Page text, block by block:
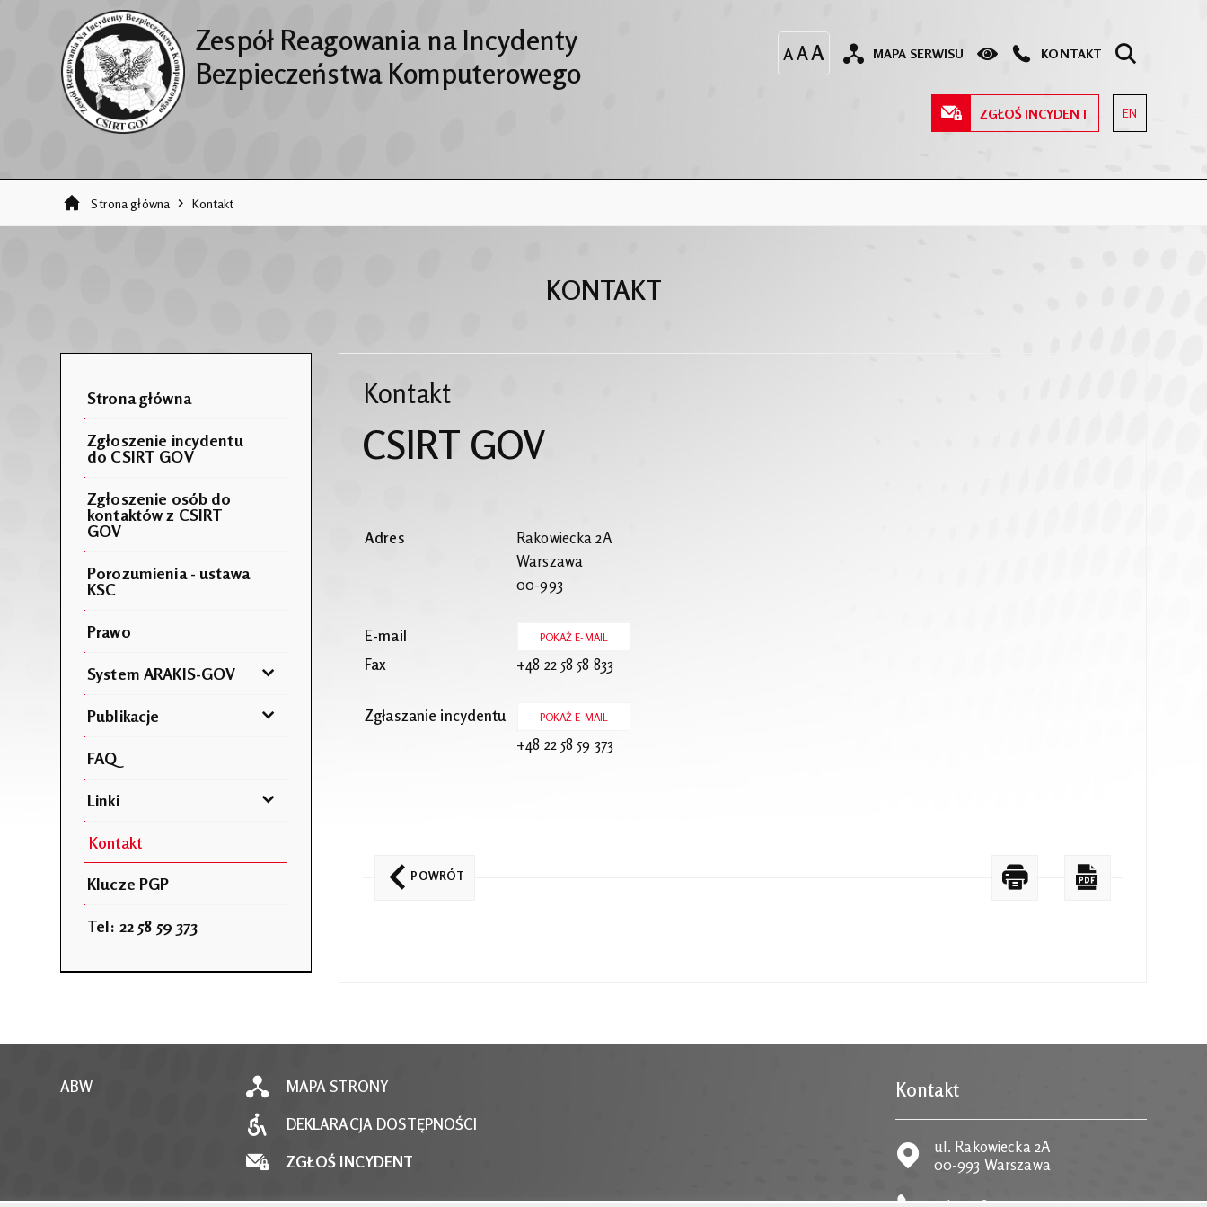
Zespół Reagowania na Incydenty
Bezpieczeństwa Komputerowego
MAPA SERWISU KONTAKT
ZGŁOŚ INCYDENT EN
Strona główna Kontakt
KONTAKT
Strona główna
Zgłoszenie incydentu
do CSIRT GOV
Zgłoszenie osób do
kontaktów z CSIRT
GOV
Porozumienia - ustawa
KSC
Prawo
System ARAKIS-GOV
Publikacje
FAQ
Linki
Kontakt
Klucze PGP
Tel: 22 58 59 373
Kontakt
CSIRT GOV
Adres
Rakowiecka 2A
Warszawa
00-993
E-mail POKAŻ E-MAIL
Fax +48 22 58 58 833
Zgłaszanie incydentu POKAŻ E-MAIL
+48 22 58 59 373
POWRÓT
ABW MAPA STRONY
DEKLARACJA DOSTĘPNOŚCI
ZGŁOŚ INCYDENT
Kontakt
ul. Rakowiecka 2A
00-993 Warszawa